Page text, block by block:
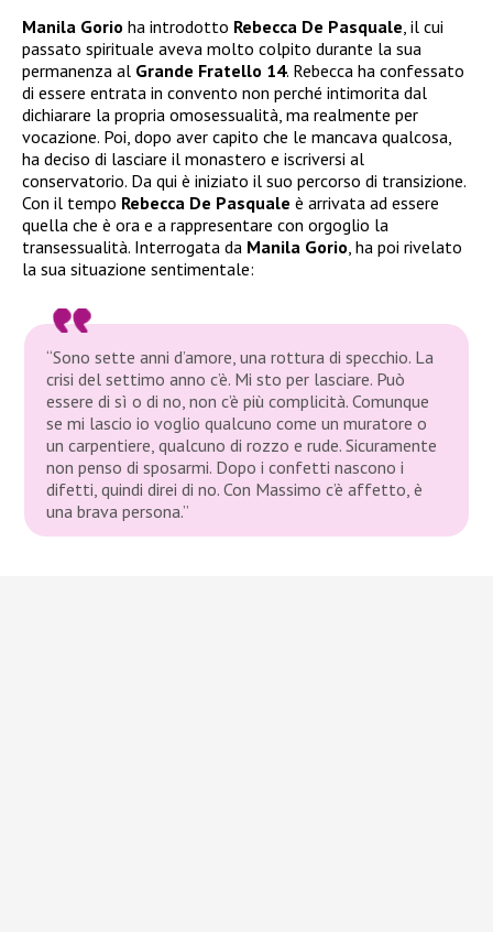
Manila Gorio ha introdotto Rebecca De Pasquale, il cui
passato spirituale aveva molto colpito durante la sua
permanenza al Grande Fratello 14. Rebecca ha confessato
di essere entrata in convento non perché intimorita dal
dichiarare la propria omosessualità, ma realmente per
vocazione. Poi, dopo aver capito che le mancava qualcosa,
ha deciso di lasciare il monastero e iscriversi al
conservatorio. Da qui è iniziato il suo percorso di transizione.
Con il tempo Rebecca De Pasquale è arrivata ad essere
quella che è ora e a rappresentare con orgoglio la
transessualità. Interrogata da Manila Gorio, ha poi rivelato
la sua situazione sentimentale:
“Sono sette anni d’amore, una rottura di specchio. La
crisi del settimo anno c’è. Mi sto per lasciare. Può
essere di sì o di no, non c’è più complicità. Comunque
se mi lascio io voglio qualcuno come un muratore o
un carpentiere, qualcuno di rozzo e rude. Sicuramente
non penso di sposarmi. Dopo i confetti nascono i
difetti, quindi direi di no. Con Massimo c’è affetto, è
una brava persona.”